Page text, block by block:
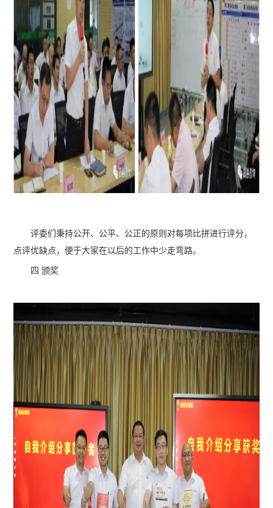
评委们秉持公开、公平、公正的原则对每项比拼进行评分，
点评优缺点，便于大家在以后的工作中少走弯路。
四 颁奖